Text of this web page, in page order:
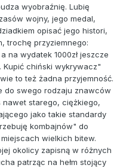
wyobraźnię. Lubię
wojny, jego medal,
opisać jego histori,
trochę przyziemnego:
na wydatek 1000zł jeszcze
Kupić chiński wykrywacz"
to też żadna przyjemność.
do swego rodzaju znawców
starego, ciężkiego,
jako takie standardy
kombajnów" do
wielkich bitew.
okolicy zapisną w różnych
patrząc na hełm stojący